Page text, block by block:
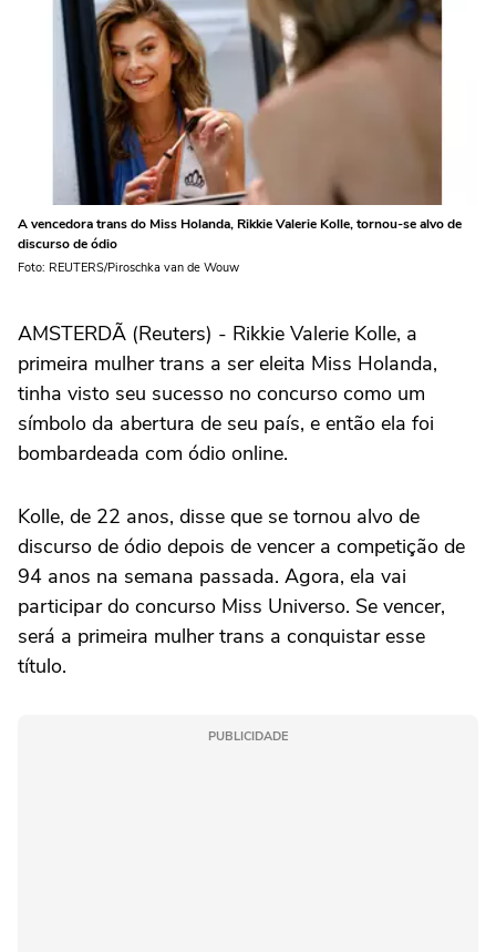
A vencedora trans do Miss Holanda, Rikkie Valerie Kolle, tornou-se alvo de
discurso de ódio
Foto: REUTERS/Piroschka van de Wouw
AMSTERDÃ (Reuters) - Rikkie Valerie Kolle, a
primeira mulher trans a ser eleita Miss Holanda,
tinha visto seu sucesso no concurso como um
símbolo da abertura de seu país, e então ela foi
bombardeada com ódio online.
Kolle, de 22 anos, disse que se tornou alvo de
discurso de ódio depois de vencer a competição de
94 anos na semana passada. Agora, ela vai
participar do concurso Miss Universo. Se vencer,
será a primeira mulher trans a conquistar esse
título.
PUBLICIDADE